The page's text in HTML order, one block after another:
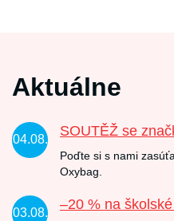
Aktuálne
04.08.
SOUTĚŽ se
Poďte si s nami
Oxybag.
03.08.
–20 % na